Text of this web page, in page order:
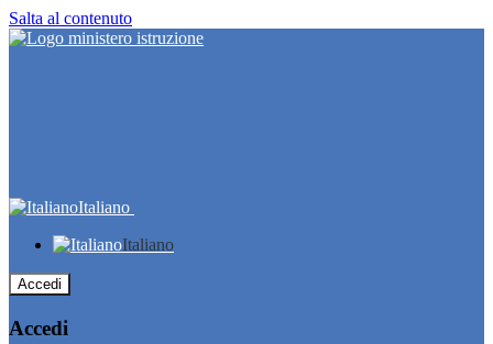
Salta al contenuto
Italiano
Italiano
Accedi
Accedi